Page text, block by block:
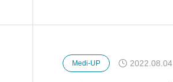
Medi-UP 2022.08.04